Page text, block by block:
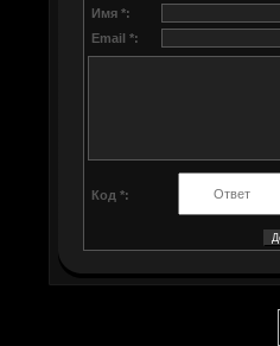
Имя *:
Email *:
Код *: